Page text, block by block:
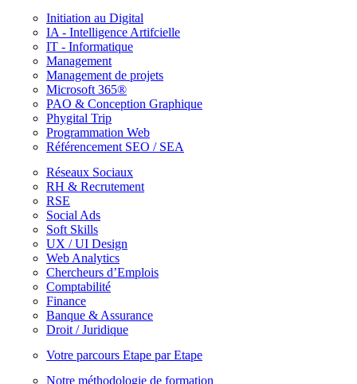
Initiation au Digital
IA - Intelligence Artifcielle
IT - Informatique
Management
Management de projets
Microsoft 365®
PAO & Conception Graphique
Phygital Trip
Programmation Web
Référencement SEO / SEA
Réseaux Sociaux
RH & Recrutement
RSE
Social Ads
Soft Skills
UX / UI Design
Web Analytics
Chercheurs d’Emplois
Comptabilité
Finance
Banque & Assurance
Droit / Juridique
Votre parcours Etape par Etape
Notre méthodologie de formation